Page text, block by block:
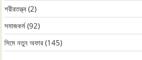
শরীরতত্ত্ব (2)
সমাজকর্ম(92)
সিমে নতুন ‍অফার (145)